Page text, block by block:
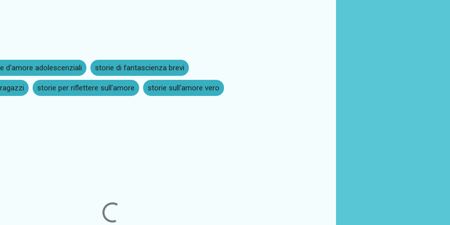
d'amore adolescenziali storie di fantascienza brevi
storie per riflettere sull'amore storie sull'amore vero